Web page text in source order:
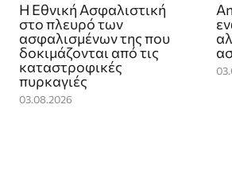
Η Εθνική Ασφαλιστική
στο πλευρό των
ασφαλισμένων της που
δοκιμάζονται από τις
καταστροφικές
πυρκαγιές
03.08.2026